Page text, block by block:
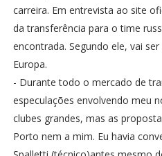
carreira. Em entrevista ao site
da transferência para o time
encontrada. Segundo ele, vai
Europa.
- Durante todo o mercado de
especulações envolvendo meu
clubes grandes, mas as
Porto nem a mim. Eu havia